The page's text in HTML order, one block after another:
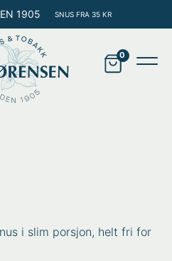
1905 SNUS FRA 35 KR
i slim porsjon, helt fri for